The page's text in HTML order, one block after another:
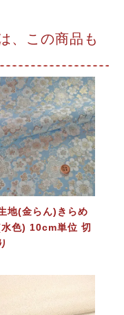
、この商品も
地(金らん)きらめ
水色) 10cm単位 切